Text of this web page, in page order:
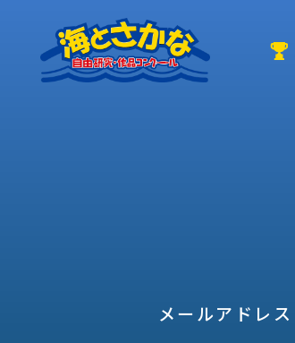
メールアドレス